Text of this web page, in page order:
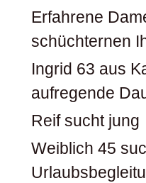
Erfahrene
schüchternen
Ingrid 63 aus
aufregende
Reif sucht jung
Weiblich 45